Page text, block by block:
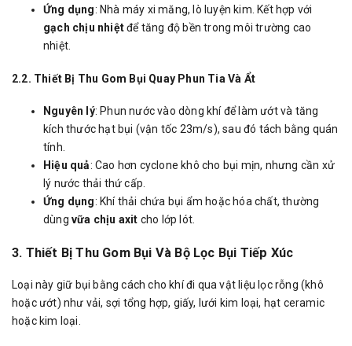
Ứng dụng: Nhà máy xi măng, lò luyện kim. Kết hợp với
gạch chịu nhiệtđể tăng độ bền trong môi trường cao
nhiệt.
2.2. Thiết Bị Thu Gom Bụi Quay Phun Tia Và Ẩt
Nguyên lý: Phun nước vào dòng khí để làm ướt và tăng
kích thước hạt bụi (vận tốc 23m/s), sau đó tách bằng quán
tính.
Hiệu quả: Cao hơn cyclone khô cho bụi mịn, nhưng cần xử
lý nước thải thứ cấp.
Ứng dụng: Khí thải chứa bụi ẩm hoặc hóa chất, thường
dùng vữa chịu axit cho lớp lót.
3. Thiết Bị Thu Gom Bụi Và Bộ Lọc Bụi Tiếp Xúc
Loại này giữ bụi bằng cách cho khí đi qua vật liệu lọc rỗng (khô
hoặc ướt) như vải, sợi tổng hợp, giấy, lưới kim loại, hạt ceramic
hoặc kim loại.